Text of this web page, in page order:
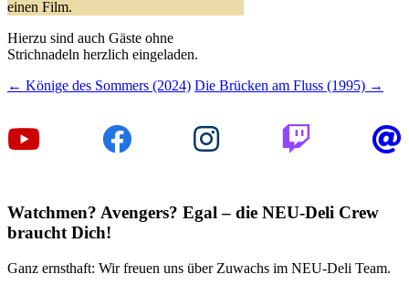
einen Film.
Hierzu sind auch Gäste ohne
Strichnadeln herzlich eingeladen.
Beitragsnavigation
← Könige des Sommers (2024) Die Brücken am Fluss (1995) →
Watchmen? Avengers? Egal – die NEU-Deli Crew
braucht Dich!
Ganz ernsthaft: Wir freuen uns über Zuwachs im NEU-Deli Team.